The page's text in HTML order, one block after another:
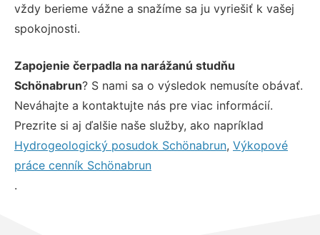
vždy berieme vážne a snažíme sa ju vyriešiť k vašej
spokojnosti.
Zapojenie čerpadla na narážanú studňu
Schönabrun? S nami sa o výsledok nemusíte obávať.
Neváhajte a kontaktujte nás pre viac informácií.
Prezrite si aj ďalšie naše služby, ako napríklad
Hydrogeologický posudok Schönabrun, Výkopové
práce cenník Schönabrun
.